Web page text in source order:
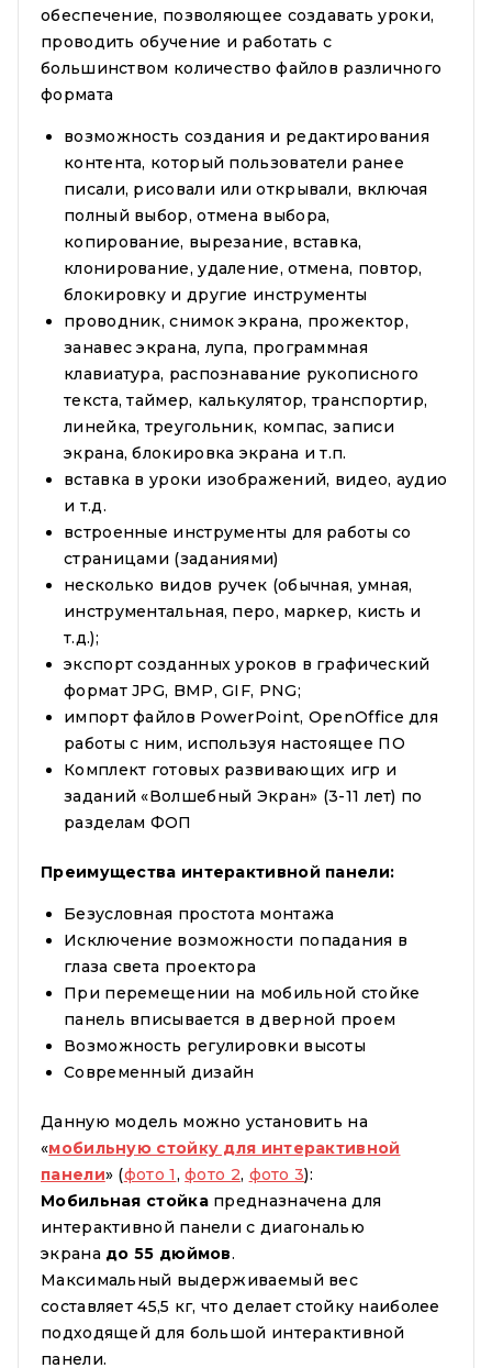
обеспечение, позволяющее создавать уроки,
проводить обучение и работать с
большинством количество файлов различного
формата
возможность создания и редактирования
контента, который пользователи ранее
писали, рисовали или открывали, включая
полный выбор, отмена выбора,
копирование, вырезание, вставка,
клонирование, удаление, отмена, повтор,
блокировку и другие инструменты
проводник, снимок экрана, прожектор,
занавес экрана, лупа, программная
клавиатура, распознавание рукописного
текста, таймер, калькулятор, транспортир,
линейка, треугольник, компас, записи
экрана, блокировка экрана и т.п.
вставка в уроки изображений, видео, аудио
и т.д.
встроенные инструменты для работы со
страницами (заданиями)
несколько видов ручек (обычная, умная,
инструментальная, перо, маркер, кисть и
т.д.);
экспорт созданных уроков в графический
формат JPG, BMP, GIF, PNG;
импорт файлов PowerPoint, OpenOffice для
работы с ним, используя настоящее ПО
Комплект готовых развивающих игр и
заданий «Волшебный Экран» (3-11 лет) по
разделам ФОП
Преимущества интерактивной панели:
Безусловная простота монтажа
Исключение возможности попадания в
глаза света проектора
При перемещении на мобильной стойке
панель вписывается в дверной проем
Возможность регулировки высоты
Современный дизайн
Данную модель можно установить на
«мобильную стойку для интерактивной
панели» (фото 1,фото 2, фото 3):
Мобильная стойкапредназначена для
интерактивной панели с диагональю
экрана до 55 дюймов.
Максимальный выдерживаемый вес
составляет 45,5 кг, что делает стойку наиболее
подходящей для большой интерактивной
панели.